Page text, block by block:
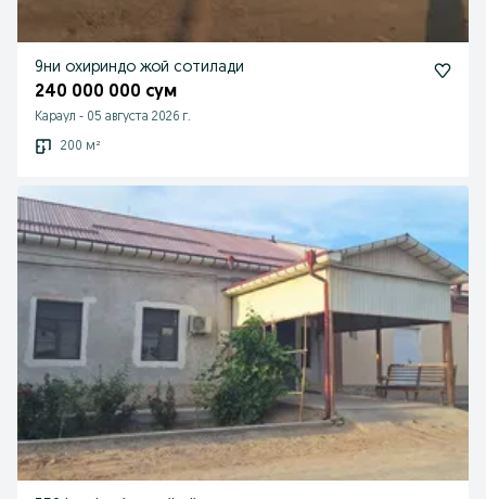
9ни охириндо жой сотилади
240 000 000 сум
Караул - 05 августа 2026 г.
200 м²